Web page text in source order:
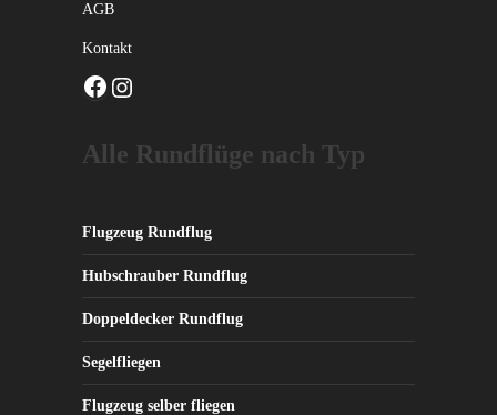
AGB
Kontakt
Facebook
Alle Rundflüge nach Typ
Flugzeug Rundflug
Hubschrauber Rundflug
Doppeldecker Rundflug
Segelfliegen
Flugzeug selber fliegen